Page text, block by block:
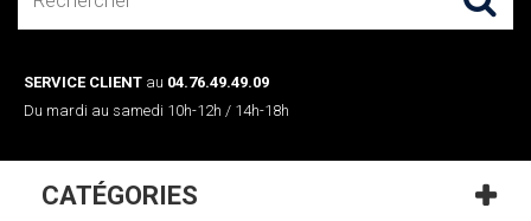
SERVICE CLIENT au 04.76.49.49.09
Du mardi au samedi 10h-12h / 14h-18h
CATÉGORIES